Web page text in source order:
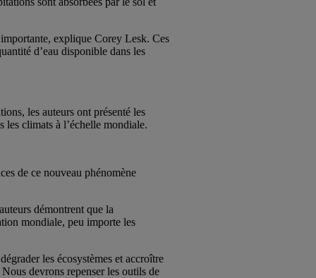
explique Corey Lesk. Ces
d’eau disponible dans les
les auteurs ont présenté les
les climats à l’échelle mondiale.
de ce nouveau phénomène
démontrent que la
mondiale, peu importe les
les écosystèmes et accroître
devrons repenser les outils de